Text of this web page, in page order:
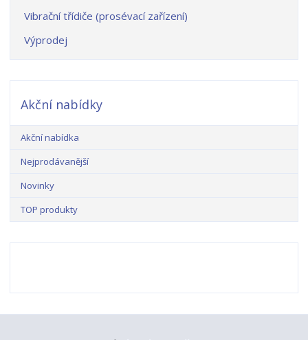
Vibrační třídiče (prosévací zařízení)
Výprodej
Akční nabídky
Akční nabídka
Nejprodávanější
Novinky
TOP produkty